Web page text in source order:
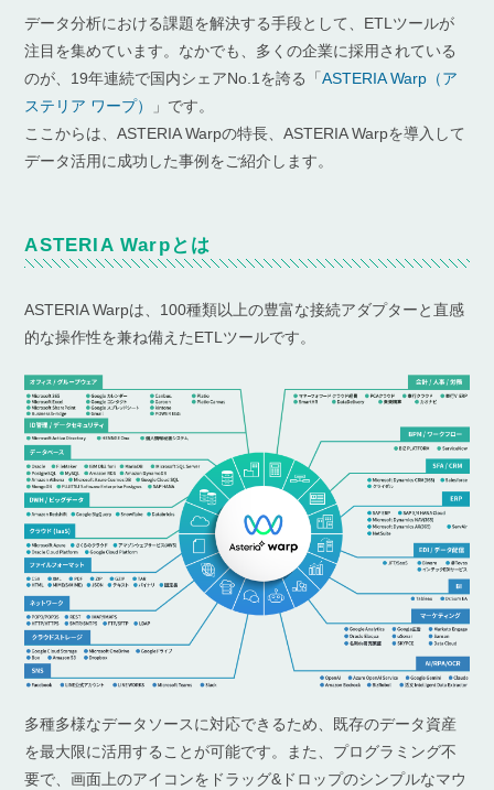
データ分析における課題を解決する手段として、ETLツールが
注目を集めています。なかでも、多くの企業に採用されている
のが、19年連続で国内シェアNo.1を誇る「ASTERIA Warp（ア
ステリア ワープ）
」です。
ここからは、ASTERIA Warpの特長、ASTERIA Warpを導入して
データ活用に成功した事例をご紹介します。
ASTERIA Warpとは
ASTERIA Warpは、100種類以上の豊富な接続アダプターと直感
的な操作性を兼ね備えたETLツールです。
多種多様なデータソースに対応できるため、既存のデータ資産
を最大限に活用することが可能です。また、プログラミング不
要で、画面上のアイコンをドラッグ&ドロップのシンプルなマウ